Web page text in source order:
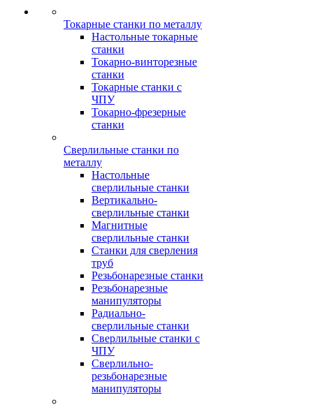
Токарные станки по металлу
Настольные токарные
станки
Токарно-винторезные
станки
Токарные станки с
ЧПУ
Токарно-фрезерные
станки
Сверлильные станки по
металлу
Настольные
сверлильные станки
Вертикально-
сверлильные станки
Магнитные
сверлильные станки
Станки для сверления
труб
Резьбонарезные станки
Резьбонарезные
манипуляторы
Радиально-
сверлильные станки
Сверлильные станки с
ЧПУ
Сверлильно-
резьбонарезные
манипуляторы